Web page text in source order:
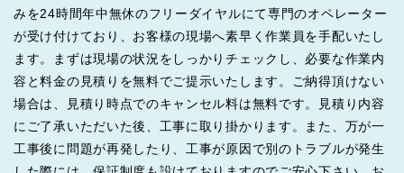
みを24時間年中無休のフリーダイヤルにて専門のオペレーター
が受け付けており、お客様の現場へ素早く作業員を手配いたし
ます。まずは現場の状況をしっかりチェックし、必要な作業内
容と料金の見積りを無料でご提示いたします。ご納得頂けない
場合は、見積り時点でのキャンセル料は無料です。見積り内容
にご了承いただいた後、工事に取り掛かります。また、万が一
工事後に問題が再発したり、工事が原因で別のトラブルが発生